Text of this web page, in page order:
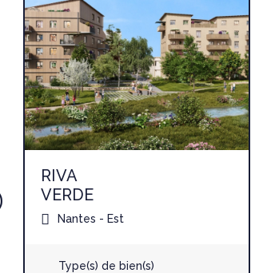
RIVA
VERDE
Nantes - Est
Type(s) de bien(s)